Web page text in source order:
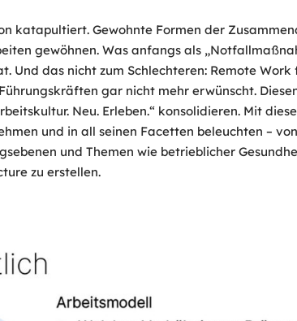
katapultiert. Gewohnte Formen der
gewöhnen. Was anfangs als
das nicht zum Schlechteren: Remote
gar nicht mehr erwünscht.
Neu. Erleben.“ konsolidieren. Mit
und in all seinen Facetten beleuchten –
und Themen wie betrieblicher
zu erstellen.